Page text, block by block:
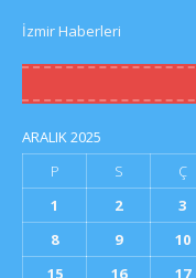
İzmir Haberleri
ARALIK 2025
P
S Ç
1
2 3
8
9 10
15
16 17